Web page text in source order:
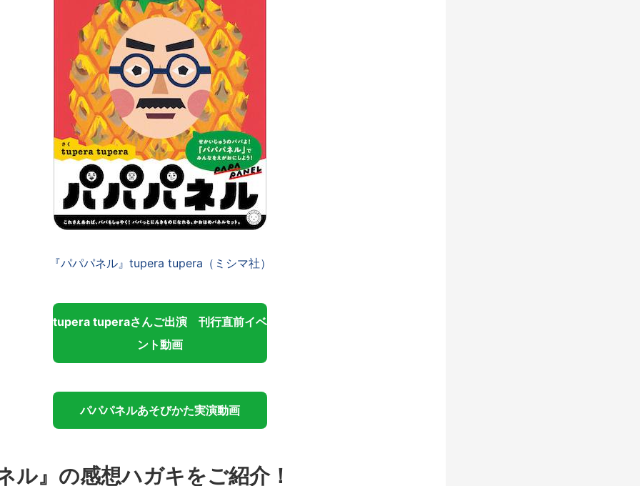
『パパパネル』tupera tupera（ミシマ社）
tupera tuperaさんご出演 刊行直前イベ
ント動画
パパパネルあそびかた実演動画
ル』の感想ハガキをご紹介！